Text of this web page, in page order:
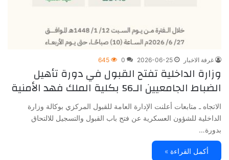
غرفة الاخبار 2026-06-25
0
645
وزارة الداخلية تفتح القبول في دورة تأهيل
الضباط الجامعيين الـ56 بكلية الملك فهد الأمنية
الاتجاه ـ متابعات أعلنت الإدارة العامة للقبول المركزي بوكالة وزارة
الداخلية للشؤون العسكرية عن فتح باب القبول والتسجيل للالتحاق
بدورة…
أكمل القراءة »